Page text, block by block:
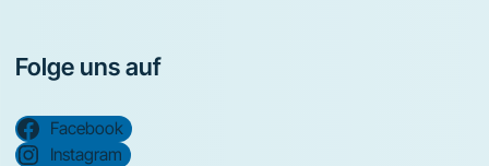
Folge uns auf
Facebook
Instagram